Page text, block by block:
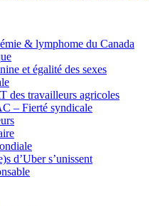
& lymphome du Canada
et égalité des sexes
des travailleurs agricoles
– Fierté syndicale
d’Uber s’unissent